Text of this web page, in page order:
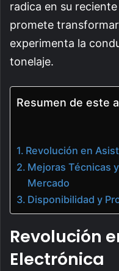
radica en su
promete
experimenta la
tonelaje.
Resumen de este
Revolución en
Mejoras Técnicas
Mercado
Disponibilidad y
Revolución
Electrónica